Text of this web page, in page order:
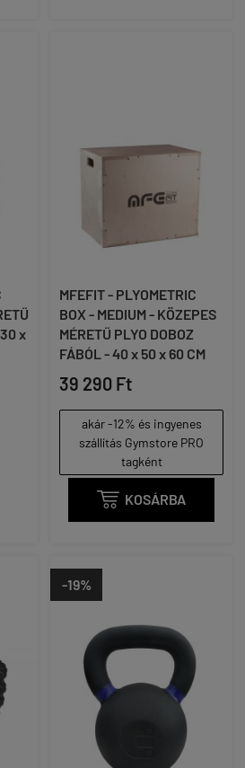
x
MFEFIT - PLYOMETRIC
BOX - MEDIUM - KÖZEPES
MÉRETŰ PLYO DOBOZ
FÁBÓL - 40 x 50 x 60 CM
39 290 Ft
akár -12% és ingyenes
szállítás Gymstore PRO
tagként
 KOSÁRBA
-19%